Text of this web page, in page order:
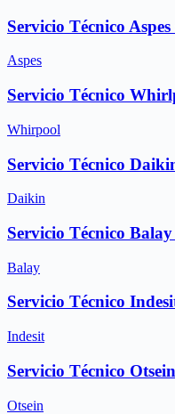
Servicio Técnico
Aspes
Servicio Técnico
Whirpool
Servicio Técnico
Daikin
Servicio Técnico Balay
Balay
Servicio Técnico
Indesit
Servicio Técnico
Otsein